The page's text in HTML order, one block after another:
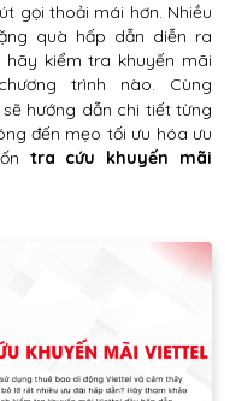
gọi thoải mái hơn. Nhiều
quà hấp dẫn diễn ra
kiểm tra khuyến mãi
trình nào. Cùng
hướng dẫn chi tiết từng
đến mẹo tối ưu hóa ưu
tra cứu khuyến mãi